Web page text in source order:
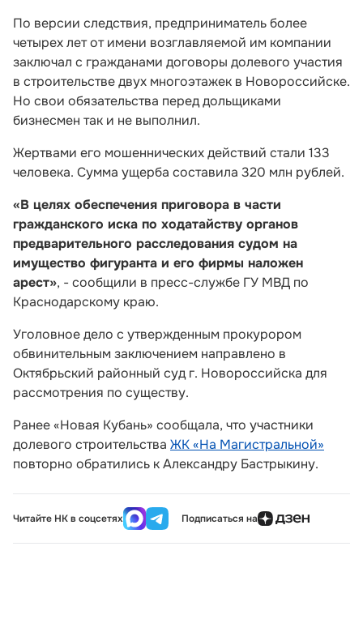
По версии следствия, предприниматель более
четырех лет от имени возглавляемой им компании
заключал с гражданами договоры долевого участия
в строительстве двух многоэтажек в Новороссийске.
Но свои обязательства перед дольщиками
бизнесмен так и не выполнил.
Жертвами его мошеннических действий стали 133
человека. Сумма ущерба составила 320 млн рублей.
«В целях обеспечения приговора в части
гражданского иска по ходатайству органов
предварительного расследования судом на
имущество фигуранта и его фирмы наложен
арест», - сообщили в пресс-службе ГУ МВД по
Краснодарскому краю.
Уголовное дело с утвержденным прокурором
обвинительным заключением направлено в
Октябрьский районный суд г. Новороссийска для
рассмотрения по существу.
Ранее «Новая Кубань» сообщала, что участники
долевого строительства ЖК «На Магистральной»
повторно обратились к Александру Бастрыкину.
Читайте НК в соцсетях Подписаться на